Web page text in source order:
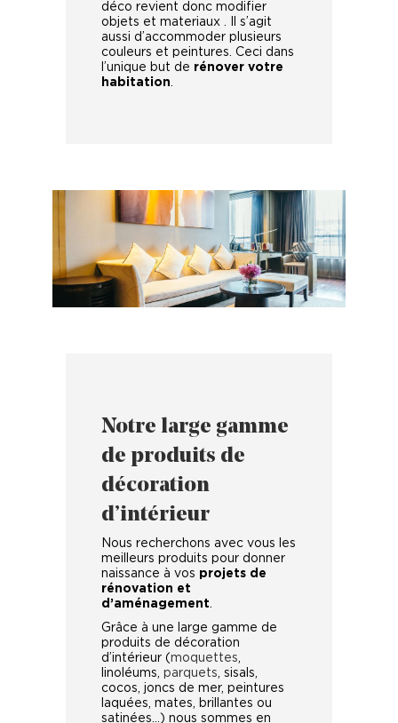
déco revient donc modifier
objets et materiaux . Il s’agit
aussi d’accommoder plusieurs
couleurs et peintures. Ceci dans
l’unique but de rénover votre
habitation.
Notre large gamme
de produits de
décoration
d’intérieur
Nous recherchons avec vous les
meilleurs produits pour donner
naissance à vos projets de
rénovation et
d’aménagement.
Grâce à une large gamme de
produits de décoration
d’intérieur (moquettes,
linoléums, parquets, sisals,
cocos, joncs de mer, peintures
laquées, mates, brillantes ou
satinées…) nous sommes en